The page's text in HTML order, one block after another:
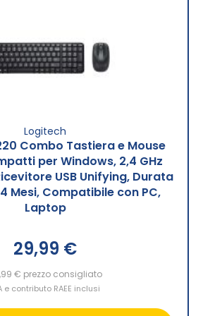
Logitech
Combo Tastiera e Mouse
per Windows, 2,4 GHz
USB Unifying, Durata
Mesi, Compatibile con PC,
Laptop
29,99 €
€ prezzo consigliato
e contributo RAEE inclusi